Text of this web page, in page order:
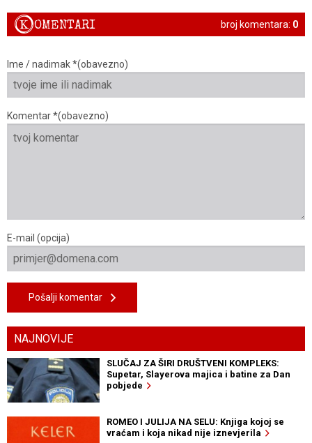
broj komentara: 0
KOMENTARI
Ime / nadimak *(obavezno)
Komentar *(obavezno)
E-mail (opcija)
Pošalji komentar
NAJNOVIJE
SLUČAJ ZA ŠIRI DRUŠTVENI KOMPLEKS:
Supetar, Slayerova majica i batine za Dan
pobjede
ROMEO I JULIJA NA SELU: Knjiga kojoj se
vraćam i koja nikad nije iznevjerila